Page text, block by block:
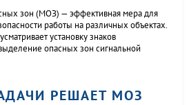
зон (МОЗ) — эффективная мера для
работы на различных объектах.
установку знаков
опасных зон сигнальной
РЕШАЕТ МОЗ